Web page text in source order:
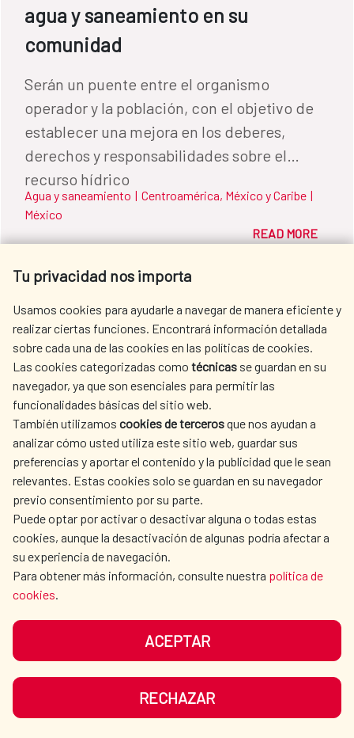
agua y saneamiento en su
comunidad
Serán un puente entre el organismo
operador y la población, con el objetivo de
establecer una mejora en los deberes,
derechos y responsabilidades sobre el
recurso hídrico
Agua y saneamiento | Centroamérica, México y Caribe |
México
READ MORE
Comienza la ampliación de la
Planta Potabilizadora El Bosque en
160.000 personas de la zona sur occidental
de Cartagena de Indias (Colombia)
mejorarán su suministro de agua potable
gracias a un proyecto de la Alcaldía de
Tu privacidad nos importa
Usamos cookies para ayudarle a navegar de manera eficiente y
realizar ciertas funciones. Encontrará información detallada
sobre cada una de las cookies en las políticas de cookies.
Las cookies categorizadas como técnicas se guardan en su
navegador, ya que son esenciales para permitir las
funcionalidades básicas del sitio web.
También utilizamos cookies de tercerosque nos ayudan a
analizar cómo usted utiliza este sitio web, guardar sus
preferencias y aportar el contenido y la publicidad que le sean
relevantes. Estas cookies solo se guardan en su navegador
previo consentimiento por su parte.
Puede optar por activar o desactivar alguna o todas estas
cookies, aunque la desactivación de algunas podría afectar a
su experiencia de navegación.
Para obtener más información, consulte nuestra política de
cookies.
ACEPTAR
RECHAZAR